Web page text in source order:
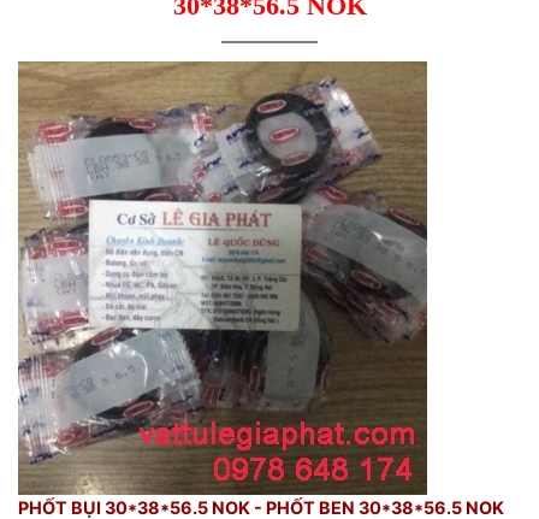
PHỐT BỤI 30*38*56.5 NOK - PHỐT BEN 30*38*56.5 NOK